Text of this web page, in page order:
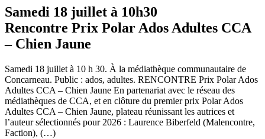
Samedi 18 juillet à 10h30
Rencontre Prix Polar Ados Adultes CCA
– Chien Jaune
Samedi 18 juillet à 10 h 30. À la médiathèque communautaire de
Concarneau. Public : ados, adultes. RENCONTRE Prix Polar Ados
Adultes CCA – Chien Jaune En partenariat avec le réseau des
médiathèques de CCA, et en clôture du premier prix Polar Ados
Adultes CCA – Chien Jaune, plateau réunissant les autrices et
l’auteur sélectionnés pour 2026 : Laurence Biberfeld (Malencontre,
Faction), (…)